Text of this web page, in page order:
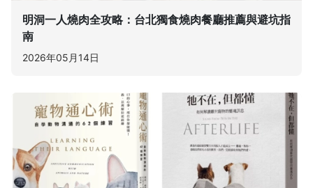
明洞一人燒肉全攻略：台北獨食燒肉餐廳推薦與避坑指
南
2026年05月14日